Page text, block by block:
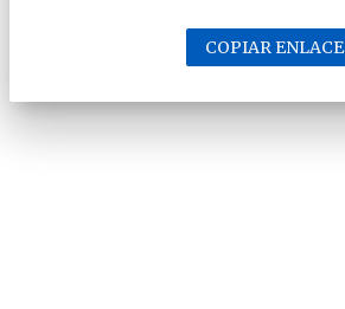
COPIAR ENLACE